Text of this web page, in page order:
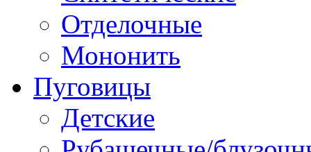
Отделочные
Мононить
Пуговицы
Детские